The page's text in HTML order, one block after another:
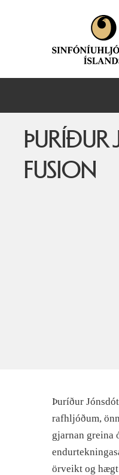
ÞURÍÐUR
FUSION
Þuríður
rafhljóðum,
gjarnan
örveikt og